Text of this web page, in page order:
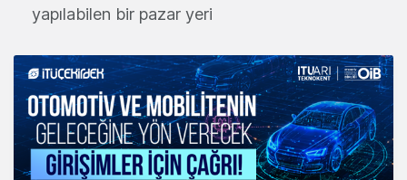
yapılabilen bir pazar yeri